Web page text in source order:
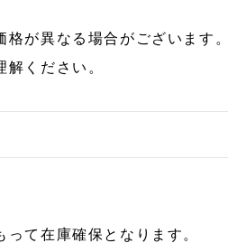
が異なる場合がございます。
ください。
て在庫確保となります。